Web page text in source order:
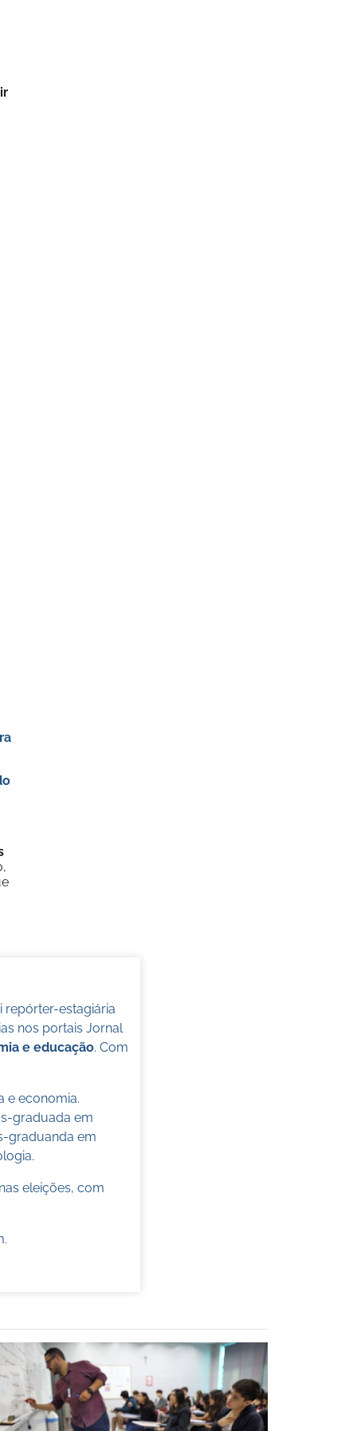
repórter-estagiária
nos portais Jornal
e educação. Com
e economia.
graduada em
graduanda em
eleições, com
.